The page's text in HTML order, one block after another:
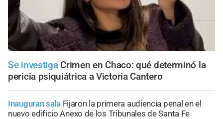
Se investiga Crimen en Chaco: qué determinó la
pericia psiquiátrica a Victoria Cantero
Inauguran sala Fijaron la primera audiencia penal en el
nuevo edificio Anexo de los Tribunales de Santa Fe